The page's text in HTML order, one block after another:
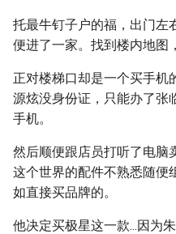
托最牛钉子户的福，出门左
便进了一家。找到楼内地图
正对楼梯口却是一个买手机
源炫没身份证，只能办了张
手机。
然后顺便跟店员打听了电脑
这个世界的配件不熟悉随便
如直接买品牌的。
他决定买极星这一款...因为